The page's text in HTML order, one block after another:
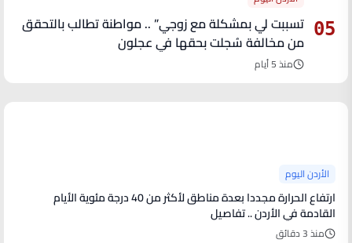
05
تسببت لي بمشكلة مع زوجي” .. مواطنة تطالب بالتحقق
من مخالفة سُجلت بحقها في عجلون
منذ 5 أيام
الأردن اليوم
ارتفاع الحرارة مجددا بعدة مناطق لأكثر من 40 درجة مئوية الأيام
القادمة في الأردن .. تفاصيل
منذ 3 دقائق